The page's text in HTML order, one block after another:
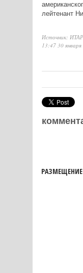
лейтенант
Источник:
13:47 30